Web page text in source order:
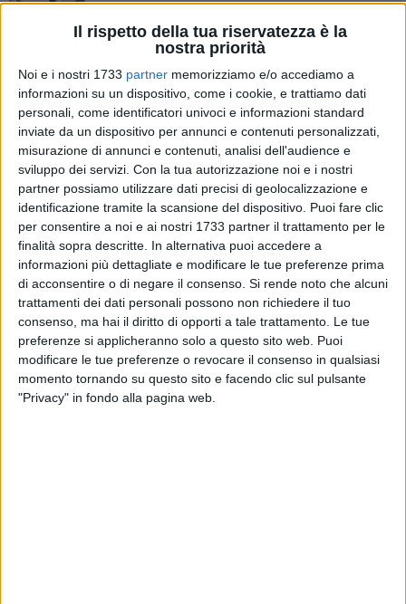
Il rispetto della tua riservatezza è la
nostra priorità
Noi e i nostri 1733 partner memorizziamo e/o accediamo a
informazioni su un dispositivo, come i cookie, e trattiamo dati
personali, come identificatori univoci e informazioni standard
inviate da un dispositivo per annunci e contenuti personalizzati,
misurazione di annunci e contenuti, analisi dell'audience e
sviluppo dei servizi. Con la tua autorizzazione noi e i nostri
partner possiamo utilizzare dati precisi di geolocalizzazione e
identificazione tramite la scansione del dispositivo. Puoi fare clic
per consentire a noi e ai nostri 1733 partner il trattamento per le
finalità sopra descritte. In alternativa puoi accedere a
informazioni più dettagliate e modificare le tue preferenze prima
di acconsentire o di negare il consenso. Si rende noto che alcuni
trattamenti dei dati personali possono non richiedere il tuo
consenso, ma hai il diritto di opporti a tale trattamento. Le tue
preferenze si applicheranno solo a questo sito web. Puoi
modificare le tue preferenze o revocare il consenso in qualsiasi
momento tornando su questo sito e facendo clic sul pulsante
"Privacy" in fondo alla pagina web.
Prenotazioni in farmacia, polemica per i due
euro a carico dei cittadini
BARLETTA - 31 AGOSTO 2014
La strada indicata da Gesù
BARLETTA - 31 AGOSTO 2014
Partono i lavori per il sottopasso al Santuario
dello Sterpeto
BARLETTA - 31 AGOSTO 2014
La parrocchia di San Nicola passa a don
Giuseppe Cavaliere
BARLETTA - 30 AGOSTO 2014
Servizio Cup negli ambulatori: no della
Regione, pagheranno i cittadini